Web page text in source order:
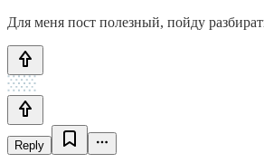
Для меня пост полезный, пойду
Reply